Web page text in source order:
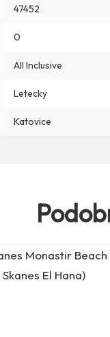
47452
0
All Inclusive
Letecky
Katovice